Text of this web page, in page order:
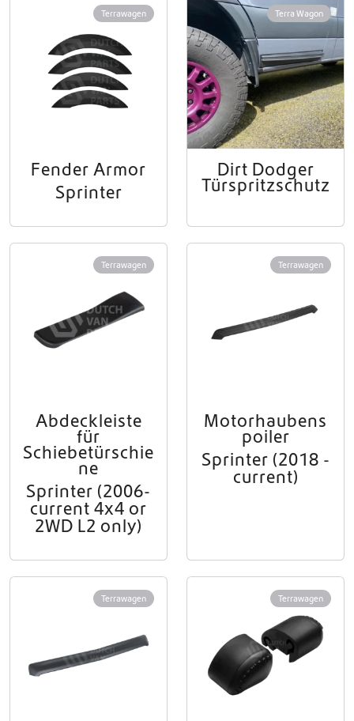
Terrawagen
Fender Armor
Sprinter
Terra Wagon
Dirt Dodger
Türspritzschutz
Terrawagen
Abdeckleiste
für
Schiebetürschie
ne
Sprinter (2006-
current 4x4 or
2WD L2 only)
Terrawagen
Motorhaubens
poiler
Sprinter (2018 -
current)
Terrawagen Terrawagen